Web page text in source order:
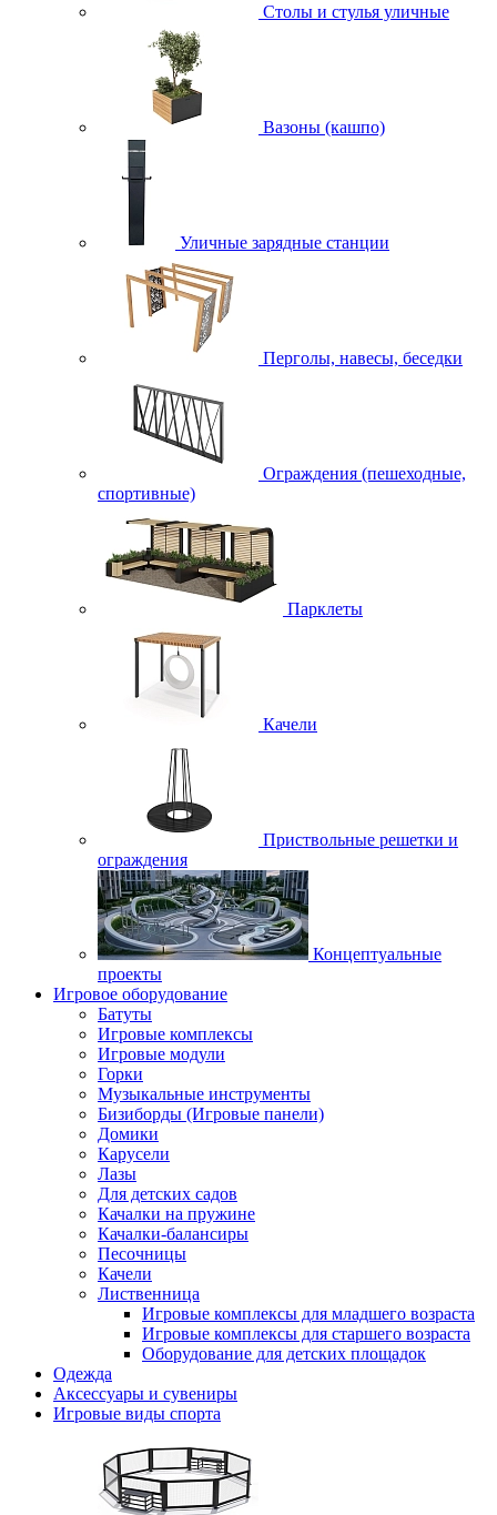
Столы и стулья уличные
Вазоны (кашпо)
Уличные зарядные станции
Перголы, навесы, беседки
Ограждения (пешеходные,
спортивные)
Парклеты
Качели
Приствольные решетки и
ограждения
Концептуальные
проекты
Игровое оборудование
Батуты
Игровые комплексы
Игровые модули
Горки
Музыкальные инструменты
Бизиборды (Игровые панели)
Домики
Карусели
Лазы
Для детских садов
Качалки на пружине
Качалки-балансиры
Песочницы
Качели
Лиственница
Игровые комплексы для младшего возраста
Игровые комплексы для старшего возраста
Оборудование для детских площадок
Одежда
Аксессуары и сувениры
Игровые виды спорта